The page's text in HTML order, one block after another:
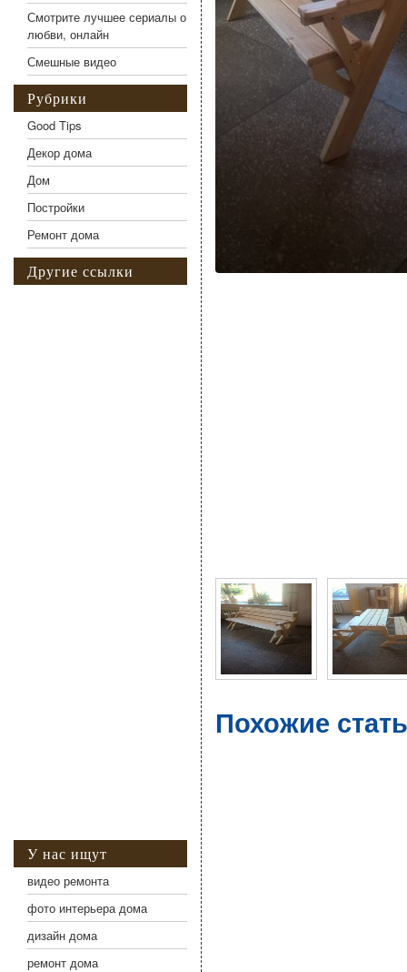
Похожие
Смотрите лучшее сериалы о
любви, онлайн
Смешные видео
Рубрики
Good Tips
Декор дома
Дом
Постройки
Ремонт дома
Другие ссылки
У нас ищут
видео ремонта
фото интерьера дома
дизайн дома
ремонт дома